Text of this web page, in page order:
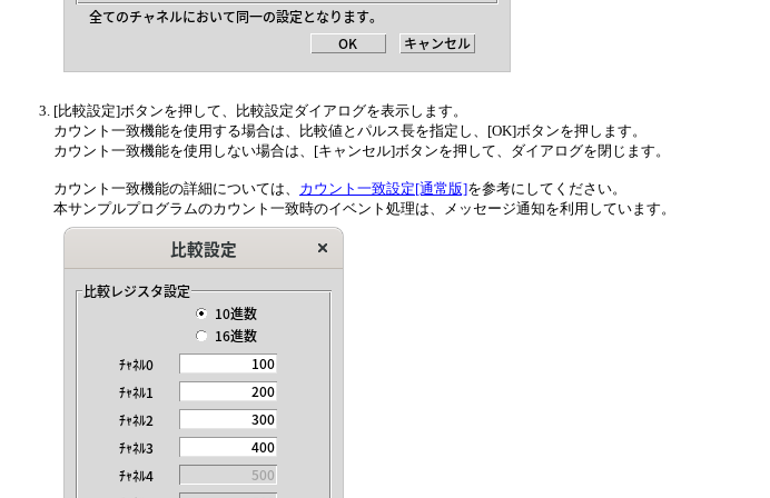
[比較設定]ボタンを押して、比較設定ダイアログを表示します。
カウント一致機能を使用する場合は、比較値とパルス長を指定し、[OK]ボタンを押します。
カウント一致機能を使用しない場合は、[キャンセル]ボタンを押して、ダイアログを閉じます。
カウント一致機能の詳細については、 カウント一致設定[通常版]を参考にしてください。
本サンプルプログラムのカウント一致時のイベント処理は、メッセージ通知を利用しています。